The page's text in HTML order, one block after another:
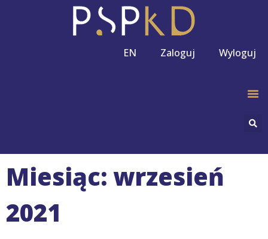
EN Zaloguj Wyloguj
Miesiąc: wrzesień
2021